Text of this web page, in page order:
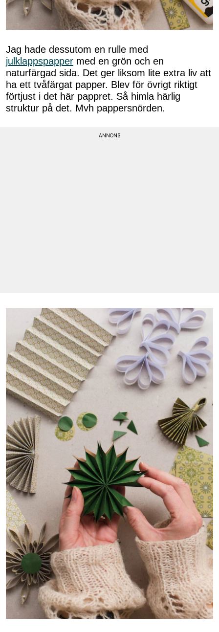
Jag hade dessutom en rulle med
julklappspapper med en grön och en
naturfärgad sida. Det ger liksom lite extra liv att
ha ett tvåfärgat papper. Blev för övrigt riktigt
förtjust i det här pappret. Så himla härlig
struktur på det. Mvh pappersnörden.